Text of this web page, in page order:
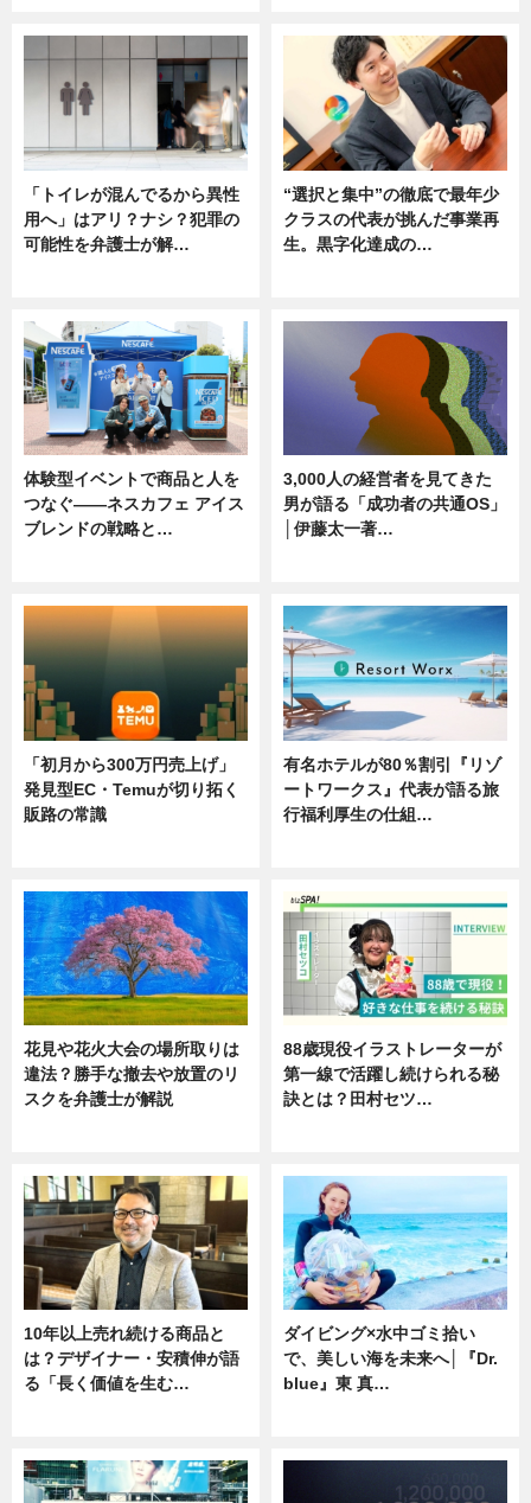
「トイレが混んでるから異性
用へ」はアリ？ナシ？犯罪の
可能性を弁護士が解…
“選択と集中”の徹底で最年少
クラスの代表が挑んだ事業再
生。黒字化達成の…
体験型イベントで商品と人を
つなぐ――ネスカフェ アイス
ブレンドの戦略と…
3,000人の経営者を見てきた
男が語る「成功者の共通OS」
│伊藤太一著…
「初月から300万円売上げ」
発見型EC・Temuが切り拓く
販路の常識
有名ホテルが80％割引『リゾ
ートワークス』代表が語る旅
行福利厚生の仕組…
花見や花火大会の場所取りは
違法？勝手な撤去や放置のリ
スクを弁護士が解説
88歳現役イラストレーターが
第一線で活躍し続けられる秘
訣とは？田村セツ…
10年以上売れ続ける商品と
は？デザイナー・安積伸が語
る「長く価値を生む…
ダイビング×水中ゴミ拾い
で、美しい海を未来へ│『Dr.
blue』東 真…